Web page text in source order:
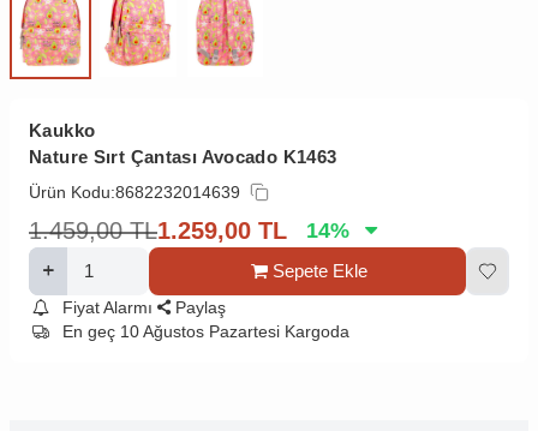
Kaukko
Nature Sırt Çantası Avocado K1463
Ürün Kodu:8682232014639
1.459,00 TL1.259,00 TL 14%
Sepete Ekle
Fiyat Alarmı
Paylaş
En geç 10 Ağustos Pazartesi Kargoda